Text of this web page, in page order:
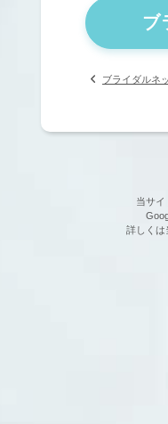
ブ
ブライダルネ
当サイ
詳しくは